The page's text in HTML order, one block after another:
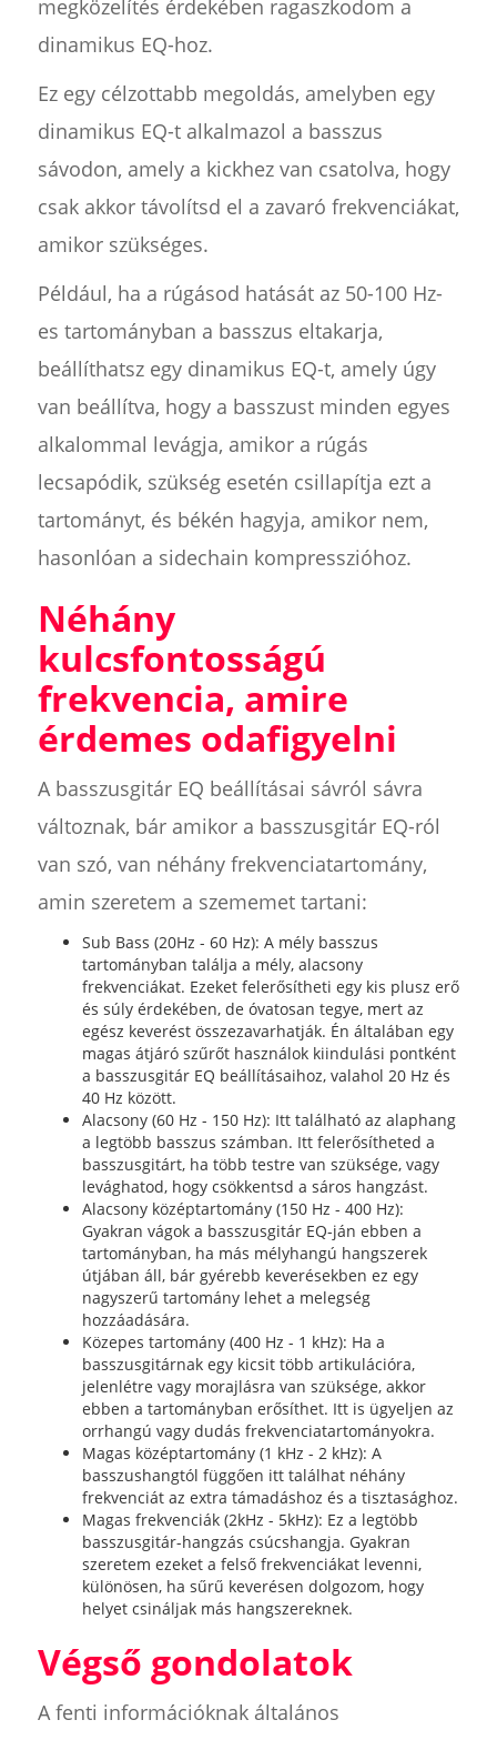
megközelítés érdekében ragaszkodom a
dinamikus EQ-hoz.
Ez egy célzottabb megoldás, amelyben egy
dinamikus EQ-t alkalmazol a basszus
sávodon, amely a kickhez van csatolva, hogy
csak akkor távolítsd el a zavaró frekvenciákat,
amikor szükséges.
Például, ha a rúgásod hatását az 50-100 Hz-
es tartományban a basszus eltakarja,
beállíthatsz egy dinamikus EQ-t, amely úgy
van beállítva, hogy a basszust minden egyes
alkalommal levágja, amikor a rúgás
lecsapódik, szükség esetén csillapítja ezt a
tartományt, és békén hagyja, amikor nem,
hasonlóan a sidechain kompresszióhoz.
Néhány
kulcsfontosságú
frekvencia, amire
érdemes odafigyelni
A basszusgitár EQ beállításai sávról sávra
változnak, bár amikor a basszusgitár EQ-ról
van szó, van néhány frekvenciatartomány,
amin szeretem a szememet tartani:
Sub Bass (20Hz - 60 Hz): A mély basszus
tartományban találja a mély, alacsony
frekvenciákat. Ezeket felerősítheti egy kis plusz erő
és súly érdekében, de óvatosan tegye, mert az
egész keverést összezavarhatják. Én általában egy
magas átjáró szűrőt használok kiindulási pontként
a basszusgitár EQ beállításaihoz, valahol 20 Hz és
40 Hz között.
Alacsony (60 Hz - 150 Hz): Itt található az alaphang
a legtöbb basszus számban. Itt felerősítheted a
basszusgitárt, ha több testre van szüksége, vagy
levághatod, hogy csökkentsd a sáros hangzást.
Alacsony középtartomány (150 Hz - 400 Hz):
Gyakran vágok a basszusgitár EQ-ján ebben a
tartományban, ha más mélyhangú hangszerek
útjában áll, bár gyérebb keverésekben ez egy
nagyszerű tartomány lehet a melegség
hozzáadására.
Közepes tartomány (400 Hz - 1 kHz): Ha a
basszusgitárnak egy kicsit több artikulációra,
jelenlétre vagy morajlásra van szüksége, akkor
ebben a tartományban erősíthet. Itt is ügyeljen az
orrhangú vagy dudás frekvenciatartományokra.
Magas középtartomány (1 kHz - 2 kHz): A
basszushangtól függően itt találhat néhány
frekvenciát az extra támadáshoz és a tisztasághoz.
Magas frekvenciák (2kHz - 5kHz): Ez a legtöbb
basszusgitár-hangzás csúcshangja. Gyakran
szeretem ezeket a felső frekvenciákat levenni,
különösen, ha sűrű keverésen dolgozom, hogy
helyet csináljak más hangszereknek.
Végső gondolatok
A fenti információknak általános